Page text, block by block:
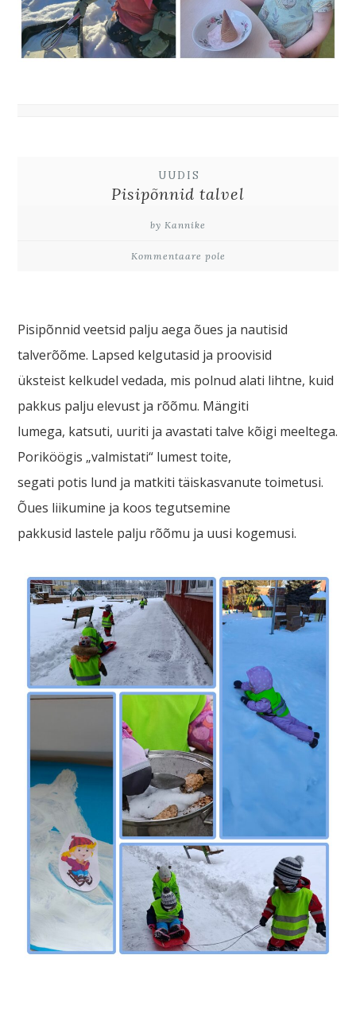
UUDIS
Pisipõnnid talvel
by Kannike
Kommentaare pole
Pisipõnnid veetsid palju aega õues ja nautisid
talverõõme. Lapsed kelgutasid ja proovisid
üksteist kelkudel vedada, mis polnud alati lihtne, kuid
pakkus palju elevust ja rõõmu. Mängiti
lumega, katsuti, uuriti ja avastati talve kõigi meeltega.
Poriköögis „valmistati“ lumest toite,
segati potis lund ja matkiti täiskasvanute toimetusi.
Õues liikumine ja koos tegutsemine
pakkusid lastele palju rõõmu ja uusi kogemusi.